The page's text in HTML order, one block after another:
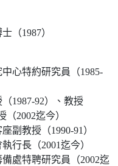
（1987）
心特約研究員（1985-
1987-92）、教授
（2002迄今）
副教授（1990-91）
行長（2001迄今）
處特聘研究員（2002迄